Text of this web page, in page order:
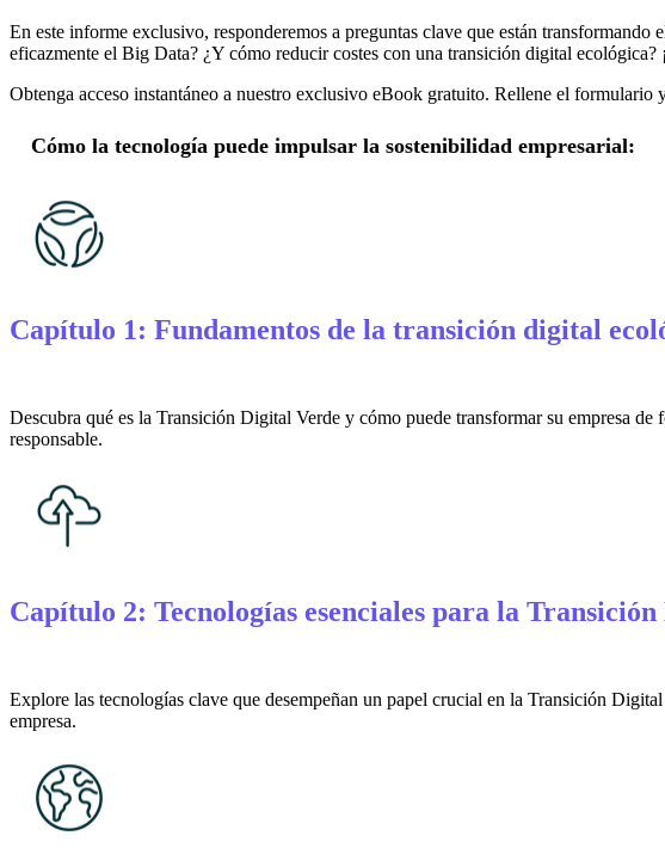
En este informe exclusivo, responderemos a preguntas clave que están
eficazmente el Big Data? ¿Y cómo reducir costes con una transición digital ecológica?
Obtenga acceso instantáneo a nuestro exclusivo eBook gratuito. Rellene el formulario
Cómo la tecnología puede impulsar la sostenibilidad empresarial:
Capítulo 1: Fundamentos de la transición digital
Descubra qué es la Transición Digital Verde y cómo puede transformar su empresa
responsable.
Capítulo 2: Tecnologías esenciales para la
Explore las tecnologías clave que desempeñan un papel crucial en la Transición
empresa.